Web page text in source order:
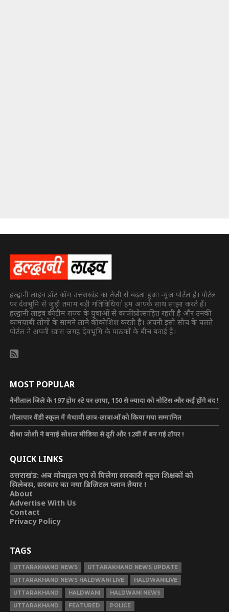
हल्द्वानी लाइव डॉट कॉम उत्तराखंड का तेजी से बढ़ता हुआ न्यूज पोर्टल है। पोर्टल
पर देवभूमि से जुड़ी तमाम बड़ी गतिविधियां हम आपके साथ साझा करते हैं।
हल्द्वानी लाइव की टीम राज्य के युवाओं से काफी प्रोत्साहित रहती है और उनकी
कामयाबी लोगों के सामने लाने की कोशिश करती है। अपनी इसी सोच के चलते
पोर्टल ने अपनी खास जगह देवभूमि के पाठकों के बीच बनाई है।
MOST POPULAR
नैनीताल जिले के 197 होम स्टे पर छापा, 150 से ज्यादा को नोटिस और कई होंगे बंद !
गौलापार वैंडी स्कूल में मेधावी छात्र-छात्राओं को किया गया सम्मानित
दीश्रा जोशी ने बनाई सोशल मीडिया से दूरी और 12वीं में बन गई टॉपर !
QUICK LINKS
उत्तराखंड: अब मोबाइल एप से मिलेगा सरकारी स्कूल शिक्षकों को
सिलेबस, सरकार का नया डिजिटल प्लान तैयार !
About
Advertise With Us
Contact
Privacy Policy
TAGS
UTTARAKHAND NEWS
UTTARAKHAND NEWS UPDATE
UTTARAKHAND NEWS HALDWANI LIVE
HALDWANILIVE
UTTARAKHAND
HALDWANI
HALDWANI NEWS
UTTARAKHAND
FEATURED POLICE